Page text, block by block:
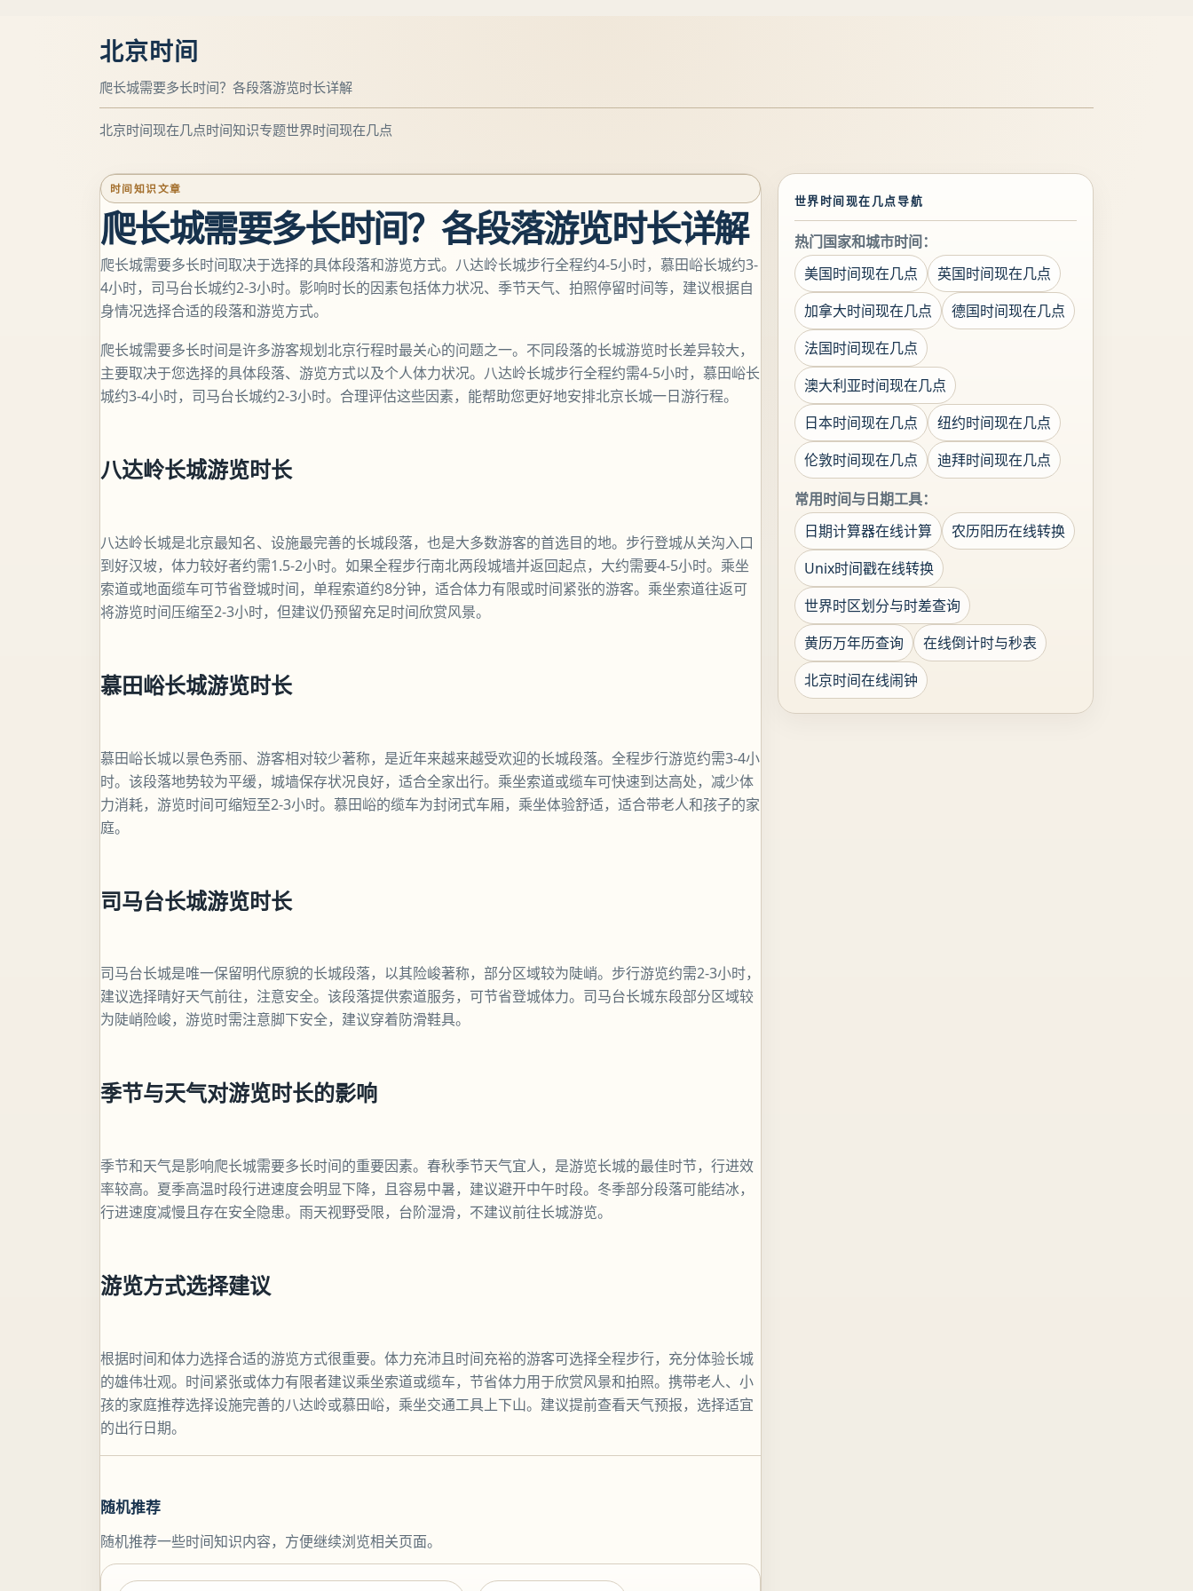
北京时间
爬长城需要多长时间？各段落游览时长详解
北京时间现在几点时间知识专题世界时间现在几点
时间知识文章
爬长城需要多长时间？各段落游览时长详解
爬长城需要多长时间取决于选择的具体段落和游览方式。八达岭长城步行全程约4-5小时，慕田峪长城约3-
4小时，司马台长城约2-3小时。影响时长的因素包括体力状况、季节天气、拍照停留时间等，建议根据自
身情况选择合适的段落和游览方式。
爬长城需要多长时间是许多游客规划北京行程时最关心的问题之一。不同段落的长城游览时长差异较大，
主要取决于您选择的具体段落、游览方式以及个人体力状况。八达岭长城步行全程约需4-5小时，慕田峪长
城约3-4小时，司马台长城约2-3小时。合理评估这些因素，能帮助您更好地安排北京长城一日游行程。
八达岭长城游览时长
八达岭长城是北京最知名、设施最完善的长城段落，也是大多数游客的首选目的地。步行登城从关沟入口
到好汉坡，体力较好者约需1.5-2小时。如果全程步行南北两段城墙并返回起点，大约需要4-5小时。乘坐
索道或地面缆车可节省登城时间，单程索道约8分钟，适合体力有限或时间紧张的游客。乘坐索道往返可
将游览时间压缩至2-3小时，但建议仍预留充足时间欣赏风景。
慕田峪长城游览时长
慕田峪长城以景色秀丽、游客相对较少著称，是近年来越来越受欢迎的长城段落。全程步行游览约需3-4小
时。该段落地势较为平缓，城墙保存状况良好，适合全家出行。乘坐索道或缆车可快速到达高处，减少体
力消耗，游览时间可缩短至2-3小时。慕田峪的缆车为封闭式车厢，乘坐体验舒适，适合带老人和孩子的家
庭。
司马台长城游览时长
司马台长城是唯一保留明代原貌的长城段落，以其险峻著称，部分区域较为陡峭。步行游览约需2-3小时，
建议选择晴好天气前往，注意安全。该段落提供索道服务，可节省登城体力。司马台长城东段部分区域较
为陡峭险峻，游览时需注意脚下安全，建议穿着防滑鞋具。
季节与天气对游览时长的影响
季节和天气是影响爬长城需要多长时间的重要因素。春秋季节天气宜人，是游览长城的最佳时节，行进效
率较高。夏季高温时段行进速度会明显下降，且容易中暑，建议避开中午时段。冬季部分段落可能结冰，
行进速度减慢且存在安全隐患。雨天视野受限，台阶湿滑，不建议前往长城游览。
游览方式选择建议
根据时间和体力选择合适的游览方式很重要。体力充沛且时间充裕的游客可选择全程步行，充分体验长城
的雄伟壮观。时间紧张或体力有限者建议乘坐索道或缆车，节省体力用于欣赏风景和拍照。携带老人、小
孩的家庭推荐选择设施完善的八达岭或慕田峪，乘坐交通工具上下山。建议提前查看天气预报，选择适宜
的出行日期。
随机推荐
随机推荐一些时间知识内容，方便继续浏览相关页面。
世界时间现在几点导航
热门国家和城市时间：
美国时间现在几点
英国时间现在几点
加拿大时间现在几点
德国时间现在几点
法国时间现在几点
澳大利亚时间现在几点
日本时间现在几点
纽约时间现在几点
伦敦时间现在几点
迪拜时间现在几点
常用时间与日期工具：
日期计算器在线计算
农历阳历在线转换
Unix时间戳在线转换
世界时区划分与时差查询
黄历万年历查询
在线倒计时与秒表
北京时间在线闹钟